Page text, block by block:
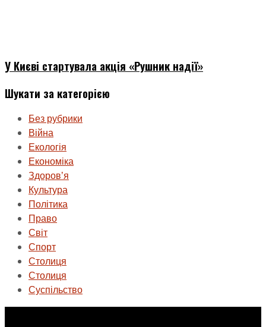
У Києві стартувала акція «Рушник надії»
Шукати за категорією
Без рубрики
Війна
Екологія
Економіка
Здоровʼя
Культура
Політика
Право
Світ
Спорт
Столиця
Столиця
Суспільство